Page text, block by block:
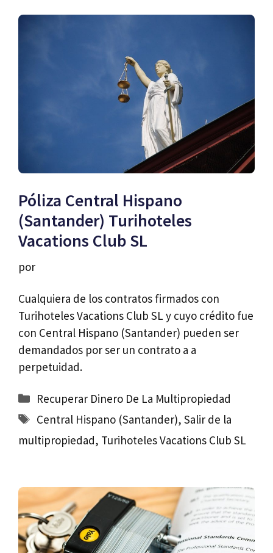
Póliza Central Hispano
(Santander) Turihoteles
Vacations Club SL
por
Cualquiera de los contratos firmados con
Turihoteles Vacations Club SL y cuyo crédito fue
con Central Hispano (Santander) pueden ser
demandados por ser un contrato a a
perpetuidad.
Categorías
Recuperar Dinero De La Multipropiedad
Etiquetas
Central Hispano (Santander),Salir de la
multipropiedad, Turihoteles Vacations Club SL